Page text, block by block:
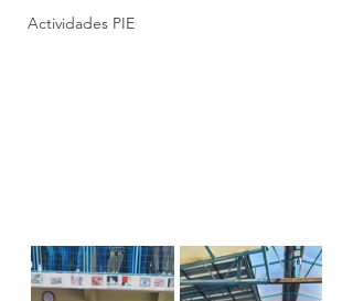
Actividades PIE